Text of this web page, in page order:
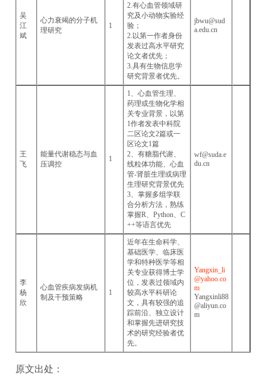
吴
江
斌
心力衰竭的分子机
理研究
1
2.有心血管领域研
究及小动物实验经
验；
2.以第一作者身份
发表过高水平研究
论文者优先；
3.具有生物信息学
研究背景者优先。
jbwu@sud
a.edu.cn
王
飞
能量代谢稳态与血
压调控
1
1、心血管生理、
药理或生物化学相
关专业背景，以第
1作者发表中科院
二区论文2篇或一
区论文1篇
2、有糖脂代谢、
线粒体功能、心血
管-肾脏生理或病理
生理研究背景优先
3、掌握多组学联
合分析方法，熟练
掌握R、Python、C
++等语言优先
wf@suda.e
du.cn
李
杨
欣
心血管疾病发病机
制及干预策略
1
近年在生命科学、
基础医学、临床医
学和特种医学等相
关专业获得博士学
位，发表过领域内
较高水平科研论
文，具有较强的追
踪前沿、独立设计
和掌握先进研究技
术的研究经验者优
先。
Yangxin_li
@yahoo.co
m
Yangxinli88
@aliyun.co
m
原文出处：